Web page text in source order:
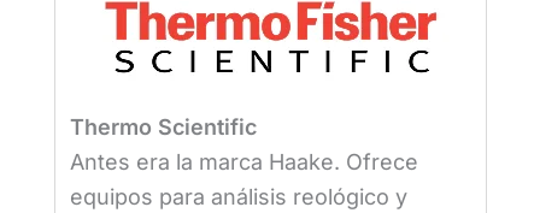
Thermo Scientific
Antes era la marca Haake. Ofrece
equipos para análisis reológico y